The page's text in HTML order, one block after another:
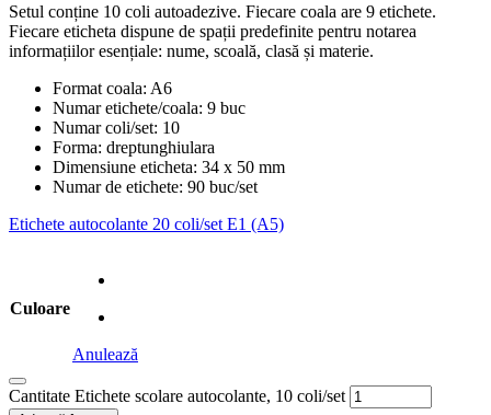
Setul conține 10 coli autoadezive. Fiecare coala are 9 etichete.
Fiecare eticheta dispune de spații predefinite pentru notarea
informațiilor esențiale: nume, scoală, clasă și materie.
Format coala: A6
Numar etichete/coala: 9 buc
Numar coli/set: 10
Forma: dreptunghiulara
Dimensiune eticheta: 34 x 50 mm
Numar de etichete: 90 buc/set
Etichete autocolante 20 coli/set E1 (A5)
Culoare
Anulează
Cantitate Etichete scolare autocolante, 10 coli/set